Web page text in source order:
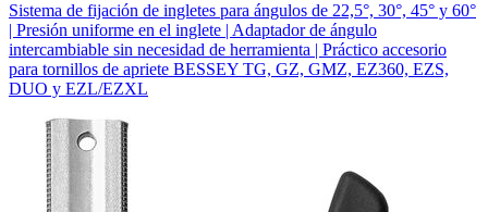
Sistema de fijación de ingletes para ángulos de 22,5°, 30°, 45° y 60°
| Presión uniforme en el inglete | Adaptador de ángulo
intercambiable sin necesidad de herramienta | Práctico accesorio
para tornillos de apriete BESSEY TG, GZ, GMZ, EZ360, EZS,
DUO y EZL/EZXL